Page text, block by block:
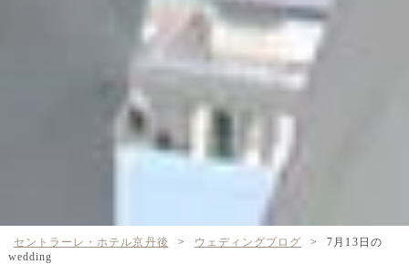
セントラーレ・ホテル京丹後 > ウェディングブログ >
7月13日の
wedding